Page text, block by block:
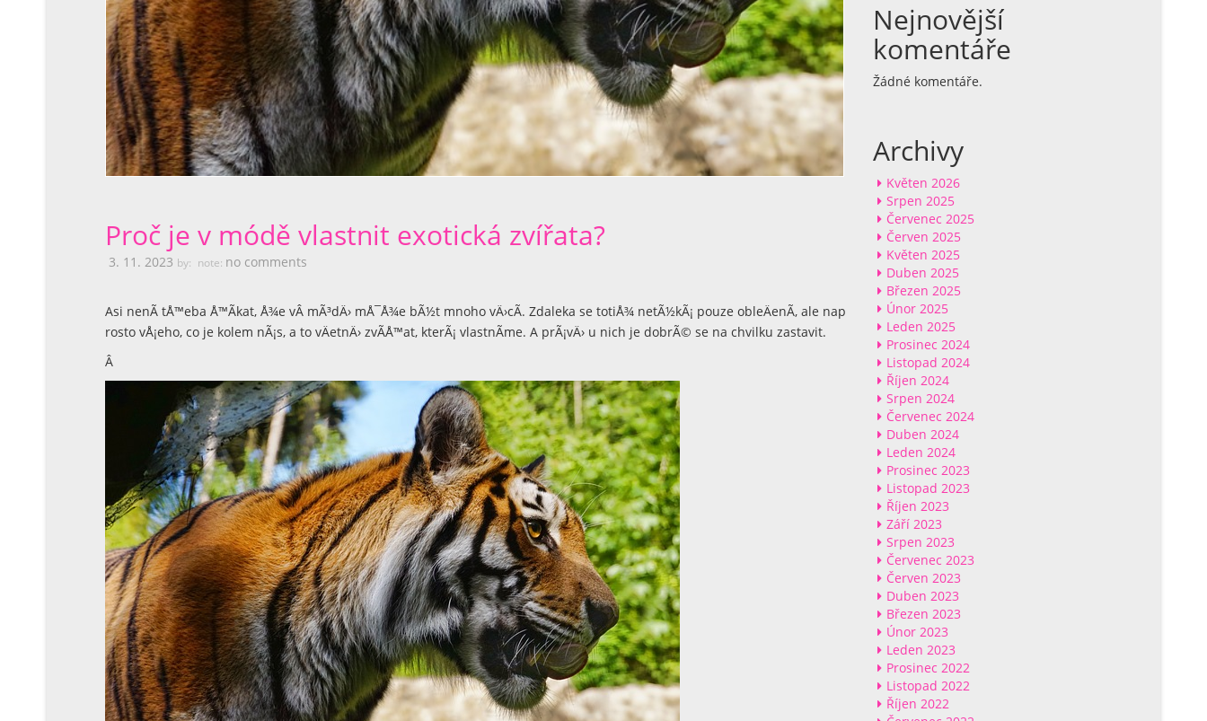
Proč je v módě vlastnit exotická zvířata?
3. 11. 2023 by: note: no comments
Asi nenÃ­ tÅ™eba Å™Ã­kat, Å¾e vÂ mÃ³dÄ› mÅ¯Å¾e bÃ½t mnoho vÄ›cÃ­. Zdaleka se totiÅ¾ netÃ½kÃ¡ pouze obleÄenÃ­, ale nap
rosto vÅ¡eho, co je kolem nÃ¡s, a to vÄetnÄ› zvÃ­Å™at, kterÃ¡ vlastnÃ­me. A prÃ¡vÄ› u nich je dobrÃ© se na chvilku zastavit.
Â
Nejnovější
komentáře
Žádné komentáře.
Archivy
Květen 2026
Srpen 2025
Červenec 2025
Červen 2025
Květen 2025
Duben 2025
Březen 2025
Únor 2025
Leden 2025
Prosinec 2024
Listopad 2024
Říjen 2024
Srpen 2024
Červenec 2024
Duben 2024
Leden 2024
Prosinec 2023
Listopad 2023
Říjen 2023
Září 2023
Srpen 2023
Červenec 2023
Červen 2023
Duben 2023
Březen 2023
Únor 2023
Leden 2023
Prosinec 2022
Listopad 2022
Říjen 2022